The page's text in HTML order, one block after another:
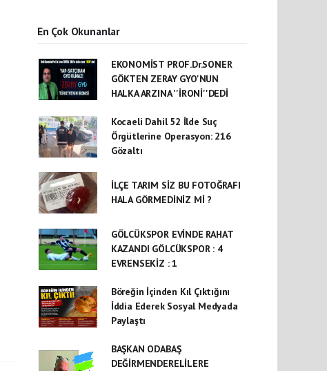
En Çok Okunanlar
EKONOMİST PROF.Dr.SONER
GÖKTEN ZERAY GYO'NUN
HALKA ARZINA ''İRONİ''DEDİ
Kocaeli Dahil 52 İlde Suç
Örgütlerine Operasyon: 216
Gözaltı
İLÇE TARIM SİZ BU FOTOĞRAFI
HALA GÖRMEDİNİZ Mİ ?
GÖLCÜKSPOR EVİNDE RAHAT
KAZANDI GÖLCÜKSPOR : 4
EVRENSEKİZ : 1
Böreğin İçinden Kıl Çıktığını
İddia Ederek Sosyal Medyada
Paylaştı
BAŞKAN ODABAŞ
DEĞİRMENDERELİLERE